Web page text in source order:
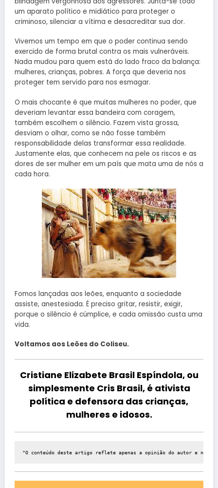
um aparato político e midiático para proteger o
criminoso, silenciar a vítima e desacreditar sua dor.
Vivemos um tempo em que o poder continua sendo
exercido de forma brutal contra os mais vulneráveis.
Nada mudou para quem está do lado fraco da balança:
mulheres, crianças, pobres. A força que deveria nos
proteger tem servido para nos esmagar.
O mais chocante é que muitas mulheres no poder, que
deveriam levantar essa bandeira com coragem,
também escolhem o silêncio. Fazem vista grossa,
desviam o olhar, como se não fosse também
responsabilidade delas transformar essa realidade.
Justamente elas, que conhecem na pele os riscos e as
dores de ser mulher em um país que mata uma de nós a
cada hora.
Fomos lançadas aos leões, enquanto a sociedade
assiste, anestesiada. É preciso gritar, resistir, exigir,
porque o silêncio é cúmplice, e cada omissão custa uma
vida.
Voltamos aos Leões do Coliseu.
Cristiane Elizabete Brasil Espíndola, ou
simplesmente Cris Brasil, é ativista
política e defensora das crianças,
mulheres e idosos.
"O conteúdo deste artigo reflete apenas a opinião do autor e não